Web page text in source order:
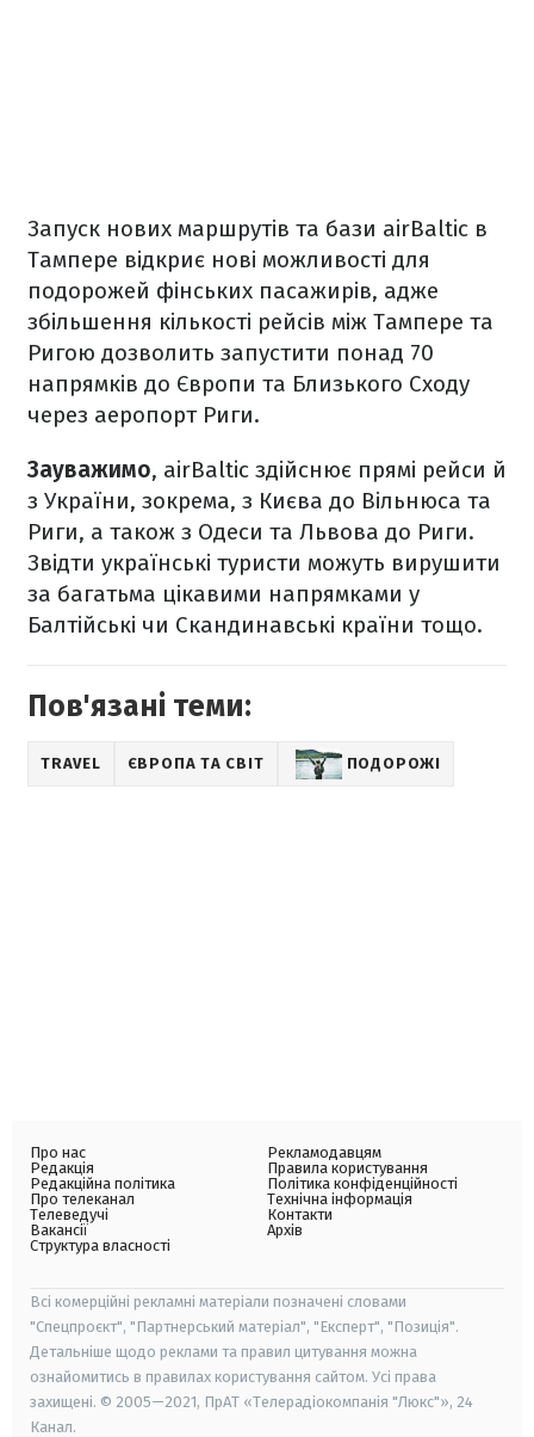
Запуск нових маршрутів та бази airBaltic в
Тампере відкриє нові можливості для
подорожей фінських пасажирів, адже
збільшення кількості рейсів між Тампере та
Ригою дозволить запустити понад 70
напрямків до Європи та Близького Сходу
через аеропорт Риги.
Зауважимо, airBaltic здійснює прямі рейси й
з України, зокрема, з Києва до Вільнюса та
Риги, а також з Одеси та Львова до Риги.
Звідти українські туристи можуть вирушити
за багатьма цікавими напрямками у
Балтійські чи Скандинавські країни тощо.
Пов'язані теми:
TRAVEL ЄВРОПА ТА СВІТ ПОДОРОЖІ
Про нас
Редакція
Редакційна політика
Про телеканал
Телеведучі
Вакансії
Структура власності
Рекламодавцям
Правила користування
Політика конфіденційності
Технічна інформація
Контакти
Архів
Всі комерційні рекламні матеріали позначені словами
"Спецпроєкт", "Партнерський матеріал", "Експерт", "Позиція".
Детальніше щодо реклами та правил цитування можна
ознайомитись в правилах користування сайтом. Усі права
захищені. © 2005—2021, ПрАТ «Телерадіокомпанія "Люкс"», 24
Канал.